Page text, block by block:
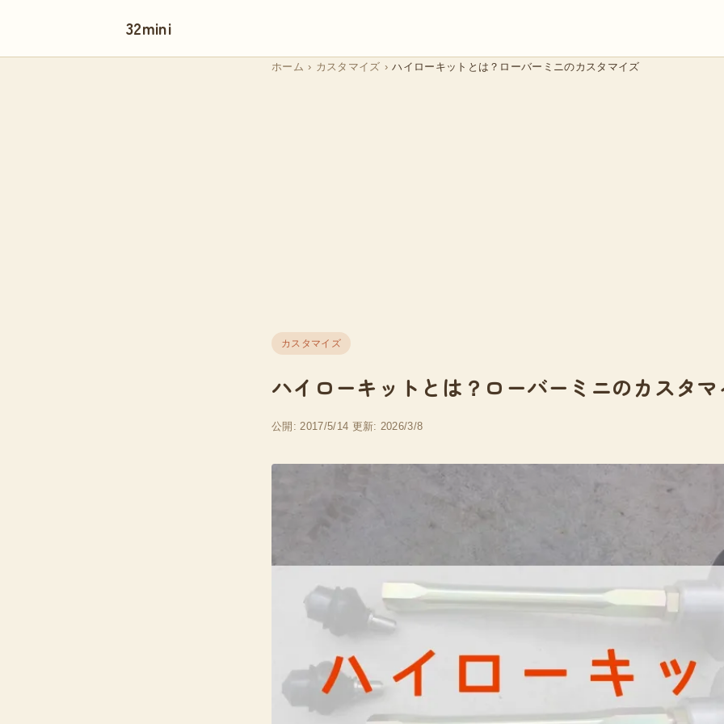
32mini
ホーム › カスタマイズ › ハイローキットとは？ローバーミニのカスタマイズ
カスタマイズ
ハイローキットとは？ローバーミニのカスタ
公開: 2017/5/14 更新: 2026/3/8